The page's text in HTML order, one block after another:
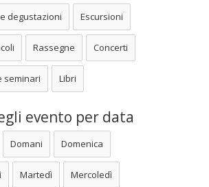
degustazioni Escursioni
Rassegne Concerti
seminari Libri
evento per data
Domani Domenica
Martedì Mercoledì